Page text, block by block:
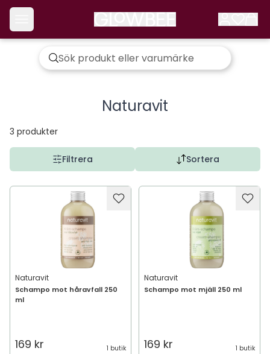
Naturavit
3 produkter
Filtrera Sortera
Naturavit
Schampo mot håravfall 250
ml
169 kr 1 butik
Naturavit
Schampo mot mjäll 250 ml
169 kr 1 butik